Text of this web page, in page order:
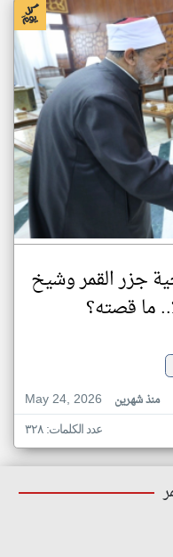
جزر القمر وشيخ
ما قصته؟
May 24, 2026
منذ شهرين
عدد الكلمات: ٣٢٨